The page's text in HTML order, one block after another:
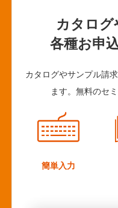
カタロ
各種お申
カタログやサンプル請
ます。無料のセ
簡単入力